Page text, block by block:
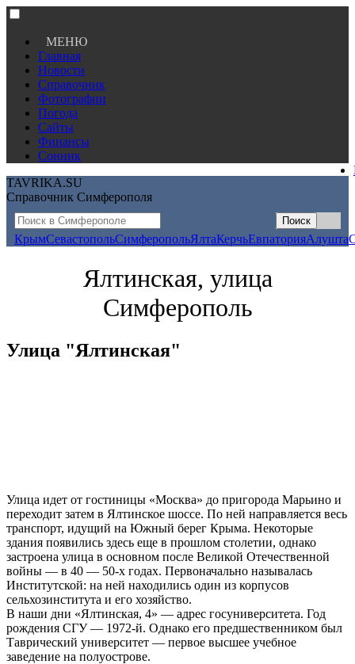
МЕНЮ
Главная
Новости
Справочник
Фотографии
Погода
Сайты
Финансы
Сонник
TAVRIKA.SU
Справочник Симферополя
КрымСевастопольСимферопольЯлтаКерчьЕвпаторияАлушта
Ялтинская, улица
Симферополь
Улица "Ялтинская"
Улица идет от гостиницы «Москва» до пригорода Марьино и
переходит затем в Ялтинское шоссе. По ней направляется весь
транспорт, идущий на Южный берег Крыма. Некоторые
здания появились здесь еще в прошлом столетии, однако
застроена улица в основном после Великой Отечественной
войны — в 40 — 50-х годах. Первоначально называлась
Институтской: на ней находились один из корпусов
сельхозинститута и его хозяйство.
В наши дни «Ялтинская, 4» — адрес госуниверситета. Год
рождения СГУ — 1972-й. Однако его предшественником был
Таврический университет — первое высшее учебное
заведение на полуострове.